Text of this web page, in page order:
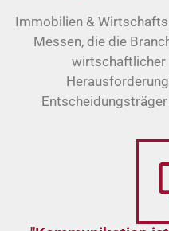
Immobilien &
Messen, die die
wirtschaftlicher